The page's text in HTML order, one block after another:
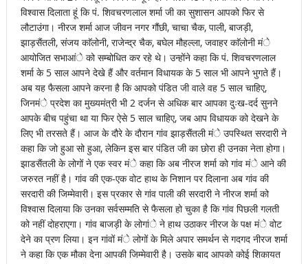
विश्वास दिलाता हूं कि पं. शिवचरणलाल शर्मा जी का सुशासन आपको फिर से
लौटाउंगा। नीरज शर्मा आज जीवन नगर गौंछी, चाचा चैक, पाली, बाजड़ी,
झाड़सैंतली, संजय काॅलोनी, राजेन्द्र चैक, बघेल मौहल्ला, जवाहर काॅलोनी मंे
आयोजित सभाआंे को सम्बोधित कर रहे थे। उन्होंने कहा कि पं. शिवचरणलाल
शर्मा के 5 साल आपने देखे हैं और वर्तमान विधायक के 5 साल भी आपने भुगते हैं।
अब यह फैसला आपने करना है कि आपको पंडित जी वाले वह 5 साल चाहिए,
जिनमंे प्रदेश का मुख्यमंत्री भी 2 दर्जन से अधिक बार आपका दुःख-दर्द सुनने
आपके बीच पहुंचा था या फिर ऐसे 5 साल चाहिए, जब आप विधायक को देखने के
लिए भी तरसते हैं। आज के दौरे के दौरान गांव झाड़सैंतली मंे उपस्थित सरदारी ने
कहा कि जो हुआ सो हुआ, लेकिन इस बार पंडित जी का छोरा ही उनका नेता होगा।
झाडसैंतली के लोगों ने एक स्वर मंे कहा कि अब नीरज शर्मा को गांव मंे आने की
जरुरत नहीं है। गांव की एक-एक वोट हाथ के निशान पर दिलाना अब गांव की
सरदारी की जिम्मेवारी। इस प्रकार से गांव पाली की सरदारी ने नीरज शर्मा को
विश्वास दिलाया कि उनका सर्वसम्मति से फैसला हो चुका है कि गांव पिछली गलती
को नहीं दोहराएगा। गांव बाजड़ी के लोगांे ने हाथ उठाकर नीरज के पक्ष मंे वोट
देने का प्रण लिया। इन गांवों मंे लोगों के मिले अपार समर्थन से गदगद नीरज शर्मा
ने कहा कि एक मौका देना आपकी जिम्मेवारी है। उसके बाद आपको कोई शिकायत